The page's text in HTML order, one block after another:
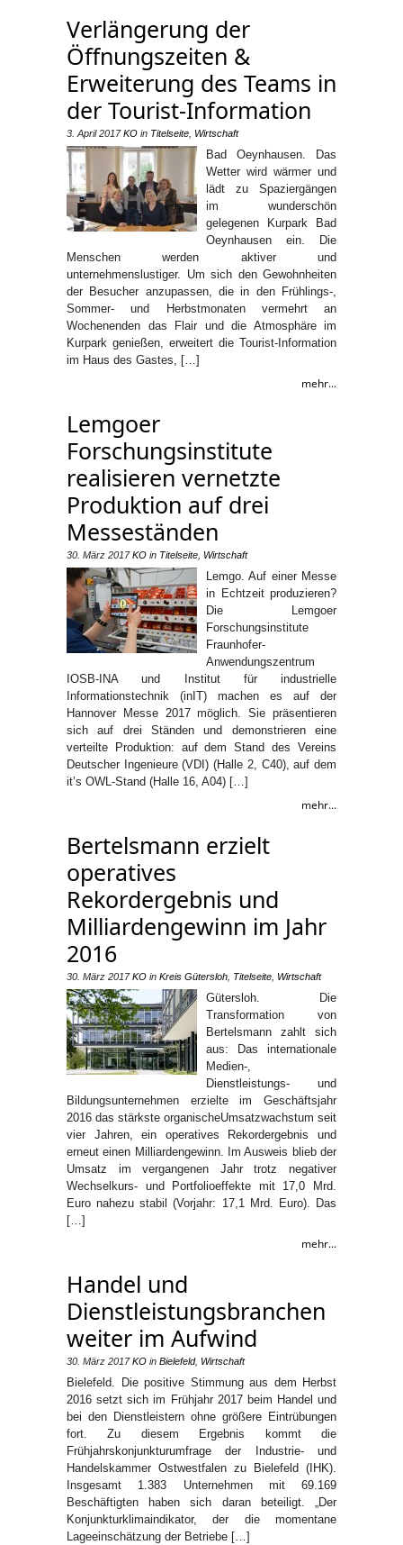
Verlängerung der
Öffnungszeiten &
Erweiterung des Teams in
der Tourist-Information
3. April 2017 KO in Titelseite Wirtschaft
Bad Oeynhausen. Das
Wetter wird wärmer und
lädt zu Spaziergängen
im wunderschön
gelegenen Kurpark Bad
Oeynhausen ein. Die
Menschen werden aktiver und
unternehmenslustiger. Um sich den Gewohnheiten
der Besucher anzupassen, die in den Frühlings-,
Sommer- und Herbstmonaten vermehrt an
Wochenenden das Flair und die Atmosphäre im
Kurpark genießen, erweitert die Tourist-Information
im Haus des Gastes, […]
mehr...
Lemgoer
Forschungsinstitute
realisieren vernetzte
Produktion auf drei
Messeständen
30. März 2017 KO in Titelseite Wirtschaft
Lemgo. Auf einer Messe
in Echtzeit produzieren?
Die Lemgoer
Forschungsinstitute
Fraunhofer-
Anwendungszentrum
IOSB-INA und Institut für industrielle
Informationstechnik (inIT) machen es auf der
Hannover Messe 2017 möglich. Sie präsentieren
sich auf drei Ständen und demonstrieren eine
verteilte Produktion: auf dem Stand des Vereins
Deutscher Ingenieure (VDI) (Halle 2, C40), auf dem
it’s OWL-Stand (Halle 16, A04) […]
mehr...
Bertelsmann erzielt
operatives
Rekordergebnis und
Milliardengewinn im Jahr
2016
30. März 2017 KO in Kreis Gütersloh Titelseite Wirtschaft
Gütersloh. Die
Transformation von
Bertelsmann zahlt sich
aus: Das internationale
Medien-,
Dienstleistungs- und
Bildungsunternehmen erzielte im Geschäftsjahr
2016 das stärkste organischeUmsatzwachstum seit
vier Jahren, ein operatives Rekordergebnis und
erneut einen Milliardengewinn. Im Ausweis blieb der
Umsatz im vergangenen Jahr trotz negativer
Wechselkurs- und Portfolioeffekte mit 17,0 Mrd.
Euro nahezu stabil (Vorjahr: 17,1 Mrd. Euro). Das
[…]
mehr...
Handel und
Dienstleistungsbranchen
weiter im Aufwind
30. März 2017 KO in Bielefeld, Wirtschaft
Bielefeld. Die positive Stimmung aus dem Herbst
2016 setzt sich im Frühjahr 2017 beim Handel und
bei den Dienstleistern ohne größere Eintrübungen
fort. Zu diesem Ergebnis kommt die
Frühjahrskonjunkturumfrage der Industrie- und
Handelskammer Ostwestfalen zu Bielefeld (IHK).
Insgesamt 1.383 Unternehmen mit 69.169
Beschäftigten haben sich daran beteiligt. „Der
Konjunkturklimaindikator, der die momentane
Lageeinschätzung der Betriebe […]